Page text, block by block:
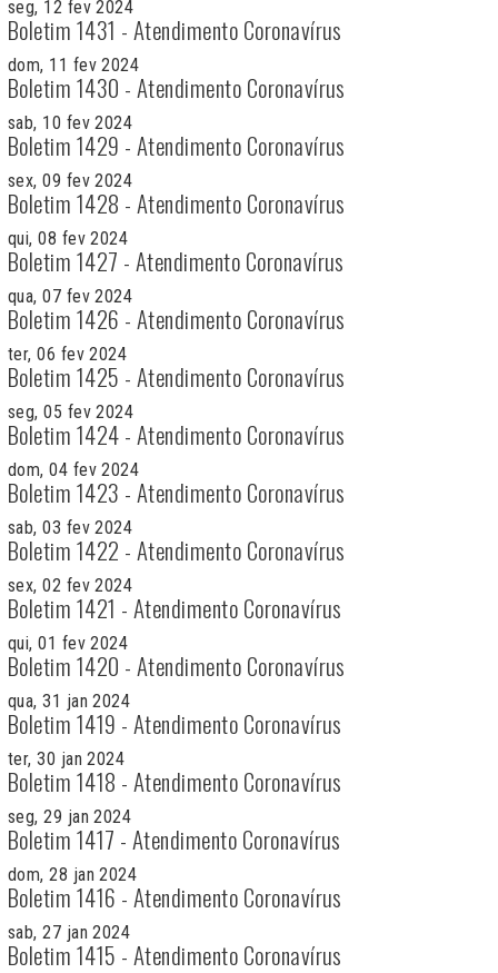
seg, 12 fev 2024
Boletim 1431 - Atendimento Coronavírus
dom, 11 fev 2024
Boletim 1430 - Atendimento Coronavírus
sab, 10 fev 2024
Boletim 1429 - Atendimento Coronavírus
sex, 09 fev 2024
Boletim 1428 - Atendimento Coronavírus
qui, 08 fev 2024
Boletim 1427 - Atendimento Coronavírus
qua, 07 fev 2024
Boletim 1426 - Atendimento Coronavírus
ter, 06 fev 2024
Boletim 1425 - Atendimento Coronavírus
seg, 05 fev 2024
Boletim 1424 - Atendimento Coronavírus
dom, 04 fev 2024
Boletim 1423 - Atendimento Coronavírus
sab, 03 fev 2024
Boletim 1422 - Atendimento Coronavírus
sex, 02 fev 2024
Boletim 1421 - Atendimento Coronavírus
qui, 01 fev 2024
Boletim 1420 - Atendimento Coronavírus
qua, 31 jan 2024
Boletim 1419 - Atendimento Coronavírus
ter, 30 jan 2024
Boletim 1418 - Atendimento Coronavírus
seg, 29 jan 2024
Boletim 1417 - Atendimento Coronavírus
dom, 28 jan 2024
Boletim 1416 - Atendimento Coronavírus
sab, 27 jan 2024
Boletim 1415 - Atendimento Coronavírus